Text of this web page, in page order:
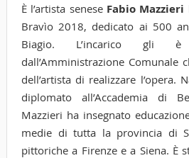
È l’artista senese Fabio Mazzieri
Bravìo 2018, dedicato ai 500
Biagio. L’incarico gli è
dall’Amministrazione Comunale
dell’artista di realizzare l’opera.
diplomato all’Accademia di
Mazzieri ha insegnato
medie di tutta la provincia di
pittoriche a Firenze e a Siena. È